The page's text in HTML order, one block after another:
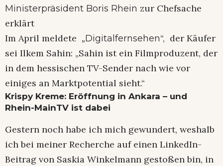
Ministerpräsident Boris Rhein zur Chefsache
erklärt
Im April meldete „Digitalfernsehen“, der Käufer
sei Ilkem Sahin: „Sahin ist ein Filmproduzent, der
in dem hessischen TV-Sender nach wie vor
einiges an Marktpotential sieht.“
Krispy Kreme: Eröffnung in Ankara – und
Rhein-MainTV ist dabei
Gestern noch habe ich mich gewundert, weshalb
ich bei meiner Recherche auf einen LinkedIn-
Beitrag von Saskia Winkelmann gestoßen bin, in